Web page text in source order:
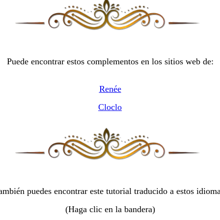
Puede encontrar estos complementos en los sitios web de:
Renée
Cloclo
puedes encontrar este tutorial traducido a estos
(Haga clic en la bandera)